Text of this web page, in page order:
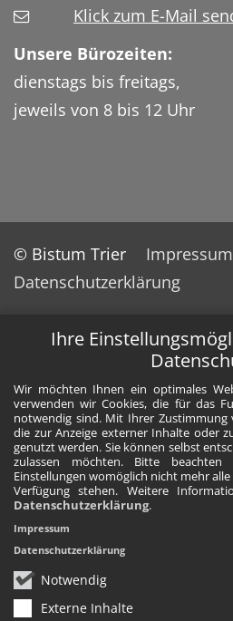
Ihre
Wir möchten Ihnen ein optimales
verwenden wir Cookies, die für das
notwendig sind. Mit Ihrer Zustimmung
die zur Anzeige externer Inhalte oder
genutzt werden. Sie können selbst
zulassen möchten. Bitte
Einstellungen womöglich nicht mehr
Verfügung stehen. Weitere
Datenschutzerklärung.
Notwendig
Externe Inhalte
Impressum
Datenschutzerklärung
Klick zum E-Mail
Unsere Bürozeiten:
dienstags bis freitags,
jeweils von 8 bis 12 Uhr
© Bistum Trier
Impressum
Datenschutzerklärung